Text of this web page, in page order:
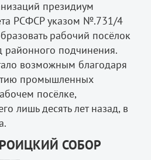
президиум
РСФСР указом №.731/4
рабочий посёлок
районного подчинения.
возможным благодаря
промышленных
посёлке,
лишь десять лет назад, в
СОБОР